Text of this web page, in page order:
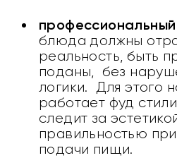
блюда должны
реальность, быть
поданы, без
логики. Для этого
работает фуд
следит за
правильностью
подачи пищи.